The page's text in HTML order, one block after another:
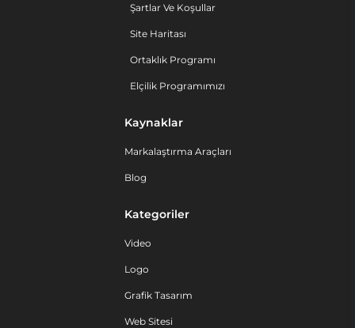
Şartlar Ve Koşullar
Site Haritası
Ortaklık Programı
Elçilik Programımızı
Kaynaklar
Markalaştırma Araçları
Blog
Kategoriler
Video
Logo
Grafik Tasarım
Web Sitesi